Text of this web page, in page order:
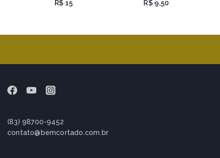
R$ 15
R$ 9,50
(83) 98700-9452
contato@bemcortado.com.br